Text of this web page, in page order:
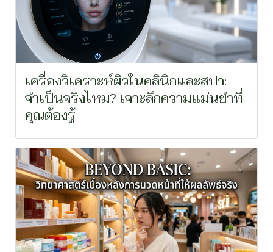
เครื่องวิเคราะห์ผิวในคลินิกและสปา:
จำเป็นจริงไหม? เจาะลึกความแม่นยำที่
คุณต้องรู้